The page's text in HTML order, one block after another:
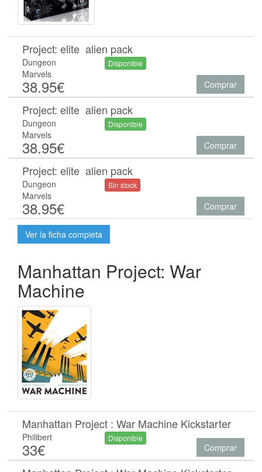
Project: elite  alien pack
Dungeon
Marvels
38.95€
Disponible
Comprar
Project: elite  alien pack
Dungeon
Marvels
38.95€
Disponible
Comprar
Project: elite  alien pack
Dungeon
Marvels
38.95€
Sin stock
Comprar
Ver la ficha completa
Manhattan Project: War
Machine
Manhattan Project : War Machine Kickstarter
Philibert
33€
Disponible
Comprar